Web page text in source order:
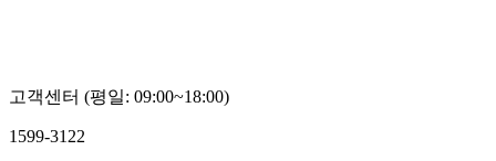
고객센터 (평일: 09:00~18:00)
1599-3122